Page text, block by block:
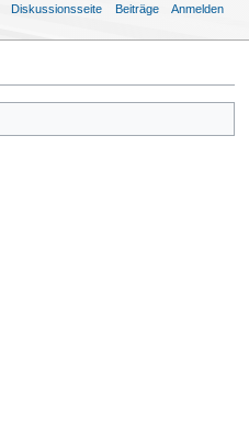
Diskussionsseite Beiträge Anmelden